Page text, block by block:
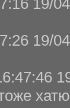
19/
19/